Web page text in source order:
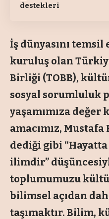
destekleri
İş dünyasını temsil
kuruluş olan
Birliği (TOBB),
sosyal sorumluluk
yaşamımıza değer
amacımız,
dediği gibi
ilimdir”
toplumumuzu
bilimsel açıdan
taşımaktır. Bilim,